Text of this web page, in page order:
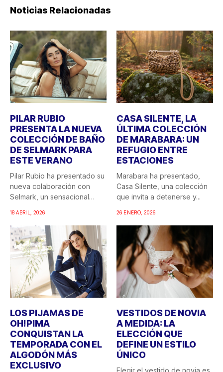
Noticias Relacionadas
PILAR RUBIO
PRESENTA LA NUEVA
COLECCIÓN DE BAÑO
DE SELMARK PARA
ESTE VERANO
Pilar Rubio ha presentado su
nueva colaboración con
Selmark, un sensacional
18 ABRIL, 2026
CASA SILENTE, LA
ÚLTIMA COLECCIÓN
DE MARABARA: UN
REFUGIO ENTRE
ESTACIONES
Marabara ha presentado,
Casa Silente, una colección
que invita a detenerse y...
26 ENERO, 2026
LOS PIJAMAS DE
OH!PIMA
CONQUISTAN LA
TEMPORADA CON EL
ALGODÓN MÁS
EXCLUSIVO
VESTIDOS DE NOVIA
A MEDIDA: LA
ELECCIÓN QUE
DEFINE UN ESTILO
ÚNICO